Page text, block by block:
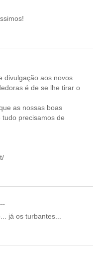
divulgação aos novos
é de se lhe tirar o
as nossas boas
precisamos de
já os turbantes...